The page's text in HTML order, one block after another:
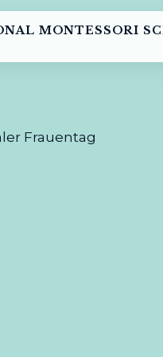
MONTESSORI